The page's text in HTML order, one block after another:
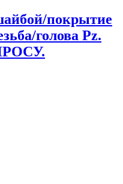
покрытие
голова Pz.